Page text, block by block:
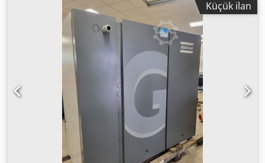
(BELGE/GENEL): FREKANS KONVERTÖRÜ: evet ENTEGRE
KURUTUCU: hayır ISI EŞANJÖRÜ: evet SOĞUTMA (HAVA/SU):
hava TANK ÜZERİNDE: hayır BELGE: hayır BAĞLANTI: 2 1/2
YENİ/KULLANILMIŞ: KULLANILMIŞ
Küçük ilan